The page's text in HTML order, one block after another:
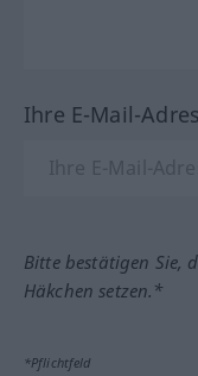
Ihre E-Mail-
Bitte bestätigen Sie,
Häkchen setzen.*
*Pflichtfeld